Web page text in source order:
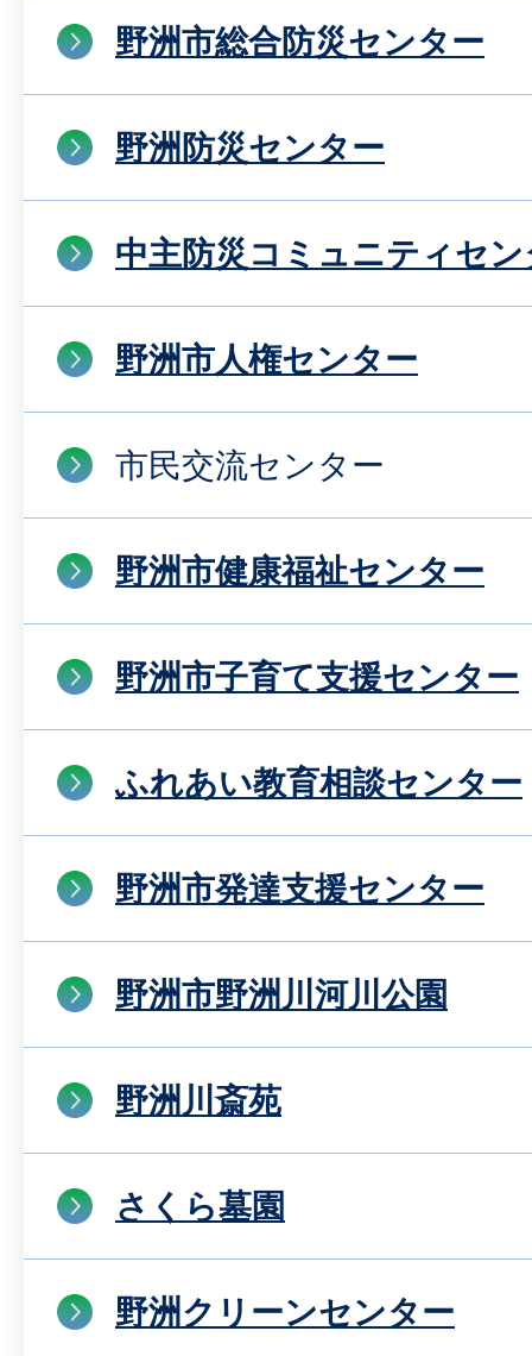
野洲市総合防災センター
野洲防災センター
中主防災コミュニティセン
野洲市人権センター
市民交流センター
野洲市健康福祉センター
野洲市子育て支援センター
ふれあい教育相談センター
野洲市発達支援センター
野洲市野洲川河川公園
野洲川斎苑
さくら墓園
野洲クリーンセンター